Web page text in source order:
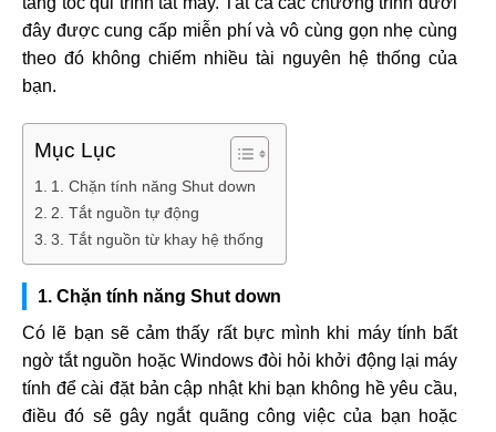
đây được cung cấp miễn phí và vô cùng gọn nhẹ cùng
theo đó không chiếm nhiều tài nguyên hệ thống của
bạn.
Mục Lục
1. Chặn tính năng Shut down
2. Tắt nguồn tự động
3. Tắt nguồn từ khay hệ thống
1. Chặn tính năng Shut down
Có lẽ bạn sẽ cảm thấy rất bực mình khi máy tính bất
ngờ tắt nguồn hoặc Windows đòi hỏi khởi động lại máy
tính để cài đặt bản cập nhật khi bạn không hề yêu cầu,
điều đó sẽ gây ngắt quãng công việc của bạn hoặc